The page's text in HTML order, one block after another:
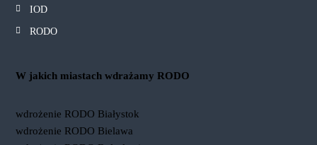
IOD
RODO
W jakich miastach wdrażamy RODO
wdrożenie RODO Białystok
wdrożenie RODO Bielawa